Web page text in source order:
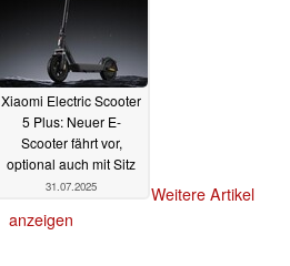
Xiaomi Electric Scooter
5 Plus: Neuer E-
Scooter fährt vor,
optional auch mit Sitz
31.07.2025
Weitere Artikel
anzeigen